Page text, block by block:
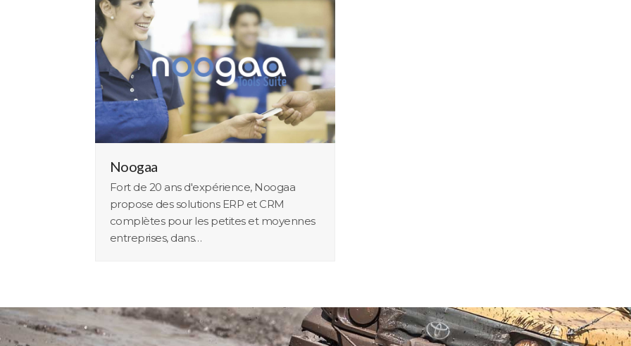
Noogaa
Fort de 20 ans d'expérience, Noogaa
propose des solutions ERP et CRM
complètes pour les petites et moyennes
entreprises, dans…